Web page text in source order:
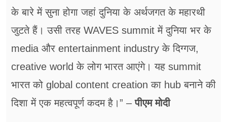
के बारे में सुना होगा जहां दुनिया के अर्थजगत के महारथी
जुटते हैं। उसी तरह WAVES summit में दुनिया भर के
media और entertainment industry के दिग्गज,
creative world के लोग भारत आएंगे। यह summit
भारत को global content creation का hub बनाने की
दिशा में एक महत्वपूर्ण कदम है।” –पीएम मोदी